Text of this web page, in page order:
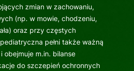
zmian w zachowaniu,
(np. w mowie, chodzeniu,
oraz przy częstych
pełni także ważną
obejmuje m.in. bilanse
do szczepień ochronnych